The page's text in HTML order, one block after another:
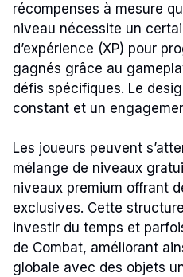
récompenses à mesure
niveau nécessite un
d’expérience (XP) pour
gagnés grâce au
défis spécifiques. Le
constant et un
Les joueurs peuvent
mélange de niveaux
niveaux premium offrant
exclusives. Cette
investir du temps et
de Combat, améliorant
globale avec des objets